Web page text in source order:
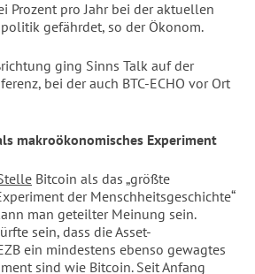
Prozent pro Jahr bei der aktuellen
gefährdet, so der Ökonom.
ging Sinns Talk auf der
bei der auch BTC-ECHO vor Ort
makroökonomisches Experiment
Bitcoin als das „größte
der Menschheitsgeschichte“
man geteilter Meinung sein.
sein, dass die Asset-
ein mindestens ebenso gewagtes
sind wie Bitcoin. Seit Anfang